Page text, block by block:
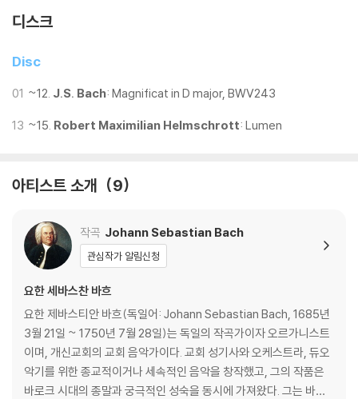
디스크
Disc
01 ~12. J.S. Bach: Magnificat in D major, BWV243
13 ~15. Robert Maximilian Helmschrott: Lumen
아티스트 소개 9
작곡 Johann Sebastian Bach
관심작가 알림신청
요한 세바스찬 바흐
요한 제바스티안 바흐(독일어: Johann Sebastian Bach, 1685년
3월 21일 ~ 1750년 7월 28일)는 독일의 작곡가이자 오르가니스트
이며, 개신교회의 교회 음악가이다. 교회 성기사와 오케스트라, 듀오
악기를 위한 종교적이거나 세속적인 음악을 창작했고, 그의 작품은
바로크 시대의 종말과 궁극적인 성숙을 동시에 가져왔다. 그는 바로